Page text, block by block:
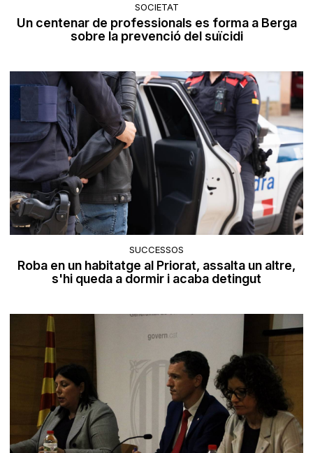
SOCIETAT
Un centenar de professionals es forma a Berga
sobre la prevenció del suïcidi
SUCCESSOS
Roba en un habitatge al Priorat, assalta un altre,
s'hi queda a dormir i acaba detingut